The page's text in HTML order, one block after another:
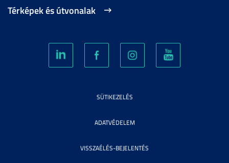
Térképek és útvonalak
SÜTIKEZELÉS
ADATVÉDELEM
VISSZAÉLÉS-BEJELENTÉS